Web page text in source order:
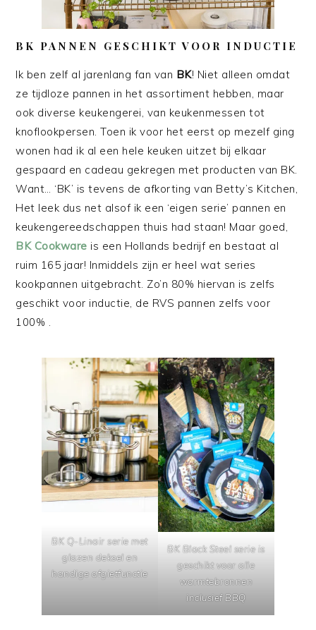
BK PANNEN GESCHIKT VOOR INDUCTIE
Ik ben zelf al jarenlang fan van BK! Niet alleen omdat
ze tijdloze pannen in het assortiment hebben, maar
ook diverse keukengerei, van keukenmessen tot
knoflookpersen. Toen ik voor het eerst op mezelf ging
wonen had ik al een hele keuken uitzet bij elkaar
gespaard en cadeau gekregen met producten van BK.
Want… ‘BK’ is tevens de afkorting van Betty’s Kitchen,
Het leek dus net alsof ik een ‘eigen serie’ pannen en
keukengereedschappen thuis had staan! Maar goed,
BK Cookware is een Hollands bedrijf en bestaat al
ruim 165 jaar! Inmiddels zijn er heel wat series
kookpannen uitgebracht. Zo’n 80% hiervan is zelfs
geschikt voor inductie, de RVS pannen zelfs voor
100% .
BK Q-Linair serie met
glazen deksel en
handige afgietfunctie
BK Black Steel serie is
geschikt voor alle
warmtebronnen
inclusief BBQ